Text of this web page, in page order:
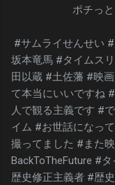
ポチっ
#サムライせんせい
坂本竜馬 #タイムス
田以蔵 #土佐藩 #映
て本当にいいですね
人で観る主義です #
イム #お世話になっ
撮ってました #また
BackToTheFuture #
歴史修正主義者 #歴